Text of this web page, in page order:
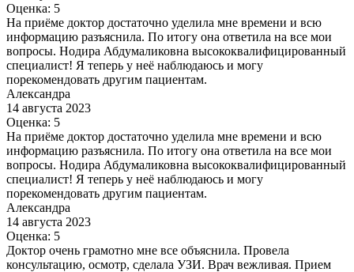
Оценка: 5
На приёме доктор достаточно уделила мне времени и всю
информацию разъяснила. По итогу она ответила на все мои
вопросы. Нодира Абдумаликовна высококвалифицированный
специалист! Я теперь у неё наблюдаюсь и могу
порекомендовать другим пациентам.
Александра
14 августа 2023
Оценка: 5
На приёме доктор достаточно уделила мне времени и всю
информацию разъяснила. По итогу она ответила на все мои
вопросы. Нодира Абдумаликовна высококвалифицированный
специалист! Я теперь у неё наблюдаюсь и могу
порекомендовать другим пациентам.
Александра
14 августа 2023
Оценка: 5
Доктор очень грамотно мне все объяснила. Провела
консультацию, осмотр, сделала УЗИ. Врач вежливая. Прием